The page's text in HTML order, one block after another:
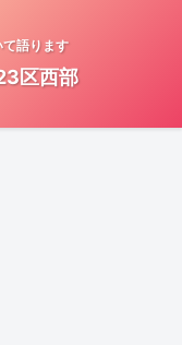
語ります
区西部